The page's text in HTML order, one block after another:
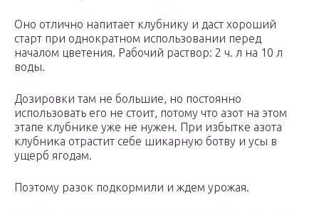
Оно отлично напитает клубнику и даст хороший
старт при однократном использовании перед
началом цветения. Рабочий раствор: 2 ч. л на 10 л
воды.
Дозировки там не большие, но постоянно
использовать его не стоит, потому что азот на этом
этапе клубнике уже не нужен. При избытке азота
клубника отрастит себе шикарную ботву и усы в
ущерб ягодам.
Поэтому разок подкормили и ждем урожая.